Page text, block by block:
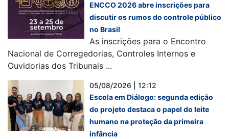
ENCCO 2026 abre inscrições para
discutir os rumos do controle público
no Brasil
As inscrições para o Encontro
Nacional de Corregedorias, Controles Internos e
Ouvidorias dos Tribunais ...
05/08/2026 | 12:12
Escola em Diálogo: segunda edição
do projeto destaca o papel do leite
humano na proteção da primeira
infância